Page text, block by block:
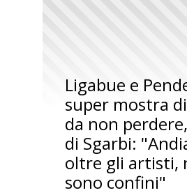
Ligabue e
super mostra
da non
di Sgarbi:
oltre gli artisti,
sono confini"